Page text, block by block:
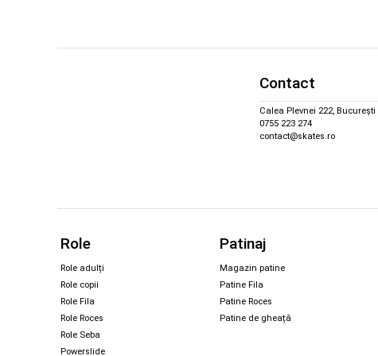
Contact
Calea Plevnei 222, București
0755 223 274
contact@skates.ro
Role
Role adulți
Role copii
Role Fila
Role Roces
Role Seba
Powerslide
Patinaj
Magazin patine
Patine Fila
Patine Roces
Patine de gheață